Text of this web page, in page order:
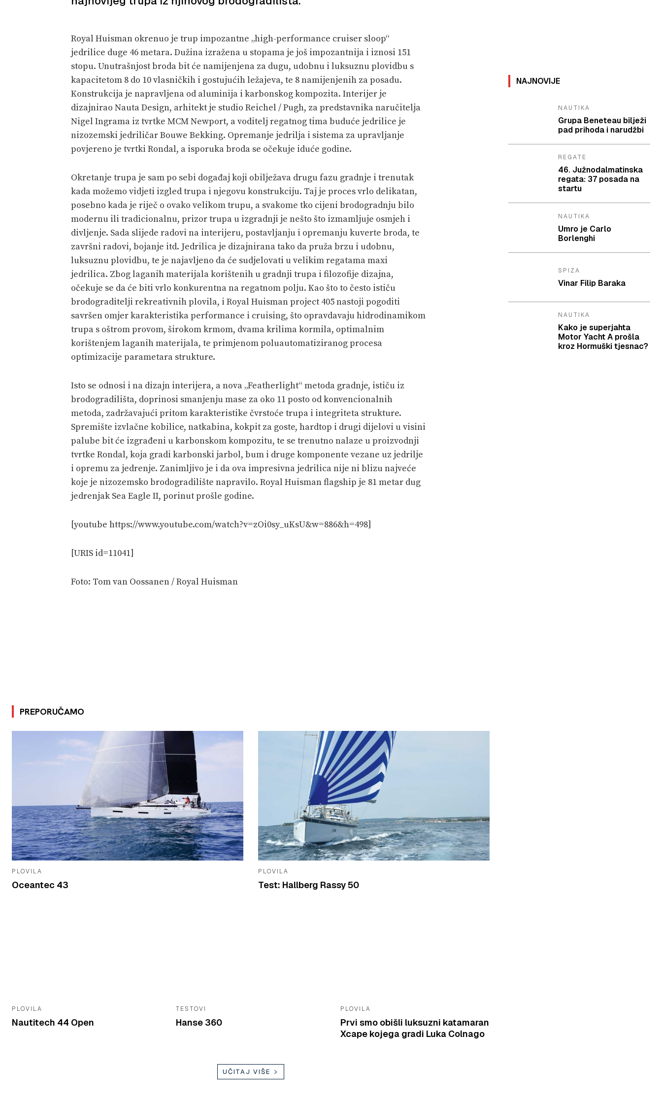
Royal Huisman okrenuo je trup impozantne „high-performance cruiser sloop“
jedrilice duge 46 metara. Dužina izražena u stopama je još impozantnija i iznosi 151
stopu. Unutrašnjost broda bit će namijenjena za dugu, udobnu i luksuznu plovidbu s
kapacitetom 8 do 10 vlasničkih i gostujućih ležajeva, te 8 namijenjenih za posadu.
Konstrukcija je napravljena od aluminija i karbonskog kompozita. Interijer je
dizajnirao Nauta Design, arhitekt je studio Reichel / Pugh, za predstavnika naručitelja
Nigel Ingrama iz tvrtke MCM Newport, a voditelj regatnog tima buduće jedrilice je
nizozemski jedriličar Bouwe Bekking. Opremanje jedrilja i sistema za upravljanje
povjereno je tvrtki Rondal, a isporuka broda se očekuje iduće godine.
Okretanje trupa je sam po sebi događaj koji obilježava drugu fazu gradnje i trenutak
kada možemo vidjeti izgled trupa i njegovu konstrukciju. Taj je proces vrlo delikatan,
posebno kada je riječ o ovako velikom trupu, a svakome tko cijeni brodogradnju bilo
modernu ili tradicionalnu, prizor trupa u izgradnji je nešto što izmamljuje osmjeh i
divljenje. Sada slijede radovi na interijeru, postavljanju i opremanju kuverte broda, te
završni radovi, bojanje itd. Jedrilica je dizajnirana tako da pruža brzu i udobnu,
luksuznu plovidbu, te je najavljeno da će sudjelovati u velikim regatama maxi
jedrilica. Zbog laganih materijala korištenih u gradnji trupa i filozofije dizajna,
očekuje se da će biti vrlo konkurentna na regatnom polju. Kao što to često ističu
brodograditelji rekreativnih plovila, i Royal Huisman project 405 nastoji pogoditi
savršen omjer karakteristika performance i cruising, što opravdavaju hidrodinamikom
trupa s oštrom provom, širokom krmom, dvama krilima kormila, optimalnim
korištenjem laganih materijala, te primjenom poluautomatiziranog procesa
optimizacije parametara strukture.
Isto se odnosi i na dizajn interijera, a nova „Featherlight“ metoda gradnje, ističu iz
brodogradilišta, doprinosi smanjenju mase za oko 11 posto od konvencionalnih
metoda, zadržavajući pritom karakteristike čvrstoće trupa i integriteta strukture.
Spremište izvlačne kobilice, natkabina, kokpit za goste, hardtop i drugi dijelovi u visini
palube bit će izgrađeni u karbonskom kompozitu, te se trenutno nalaze u proizvodnji
tvrtke Rondal, koja gradi karbonski jarbol, bum i druge komponente vezane uz jedrilje
i opremu za jedrenje. Zanimljivo je i da ova impresivna jedrilica nije ni blizu najveće
koje je nizozemsko brodogradilište napravilo. Royal Huisman flagship je 81 metar dug
jedrenjak Sea Eagle II, porinut prošle godine.
[youtube https://www.youtube.com/watch?v=zOi0sy_uKsU&w=886&h=498]
[URIS id=11041]
Foto: Tom van Oossanen / Royal Huisman
PREPORUČAMO
PLOVILA
Oceantec 43
PLOVILA
Test: Hallberg Rassy 50
PLOVILA
Nautitech 44 Open
TESTOVI
Hanse 360
PLOVILA
Prvi smo obišli luksuzni katamaran
Xcape kojega gradi Luka Colnago
UČITAJ VIŠE
NAJNOVIJE
NAUTIKA
Grupa Beneteau bilježi
pad prihoda i narudžbi
REGATE
46. Južnodalmatinska
regata: 37 posada na
startu
NAUTIKA
Umro je Carlo
Borlenghi
SPIZA
Vinar Filip Baraka
NAUTIKA
Kako je superjahta
Motor Yacht A prošla
kroz Hormuški tjesnac?